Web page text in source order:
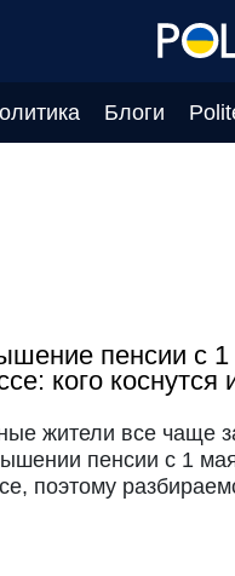
Блоги
пенсии с 1
кого коснутся
жители все чаще
пенсии с 1
поэтому